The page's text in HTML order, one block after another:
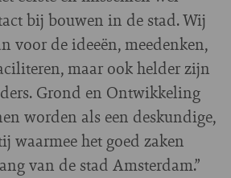
bij bouwen in de stad. Wij
voor de ideeën, meedenken,
maar ook helder zijn
Grond en Ontwikkeling
worden als een deskundige,
waarmee het goed zaken
van de stad Amsterdam.”